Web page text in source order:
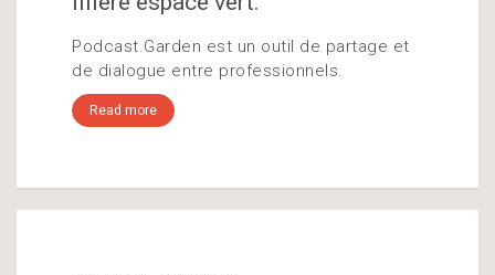
Podcast.Garden est un outil de partage et
de dialogue entre professionnels.
Read more